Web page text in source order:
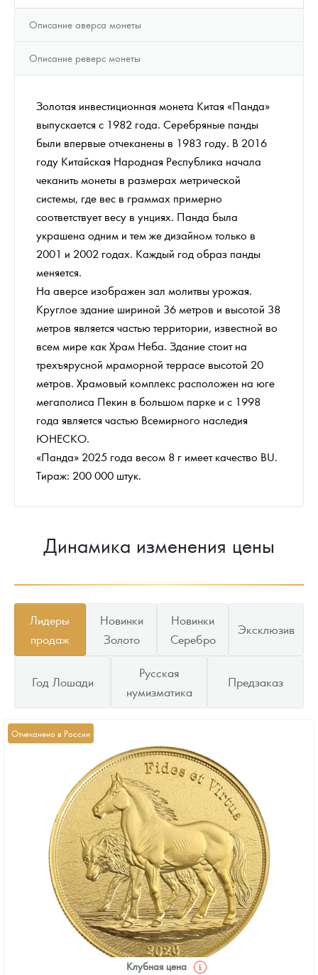
Описание аверса монеты
Описание реверс монеты
Золотая инвестиционная монета Китая «Панда»
выпускается с 1982 года. Серебряные панды
были впервые отчеканены в 1983 году. В 2016
году Китайская Народная Республика начала
чеканить монеты в размерах метрической
системы, где вес в граммах примерно
соответствует весу в унциях. Панда была
украшена одним и тем же дизайном только в
2001 и 2002 годах. Каждый год образ панды
меняется.
На аверсе изображен зал молитвы урожая.
Круглое здание шириной 36 метров и высотой 38
метров является частью территории, известной во
всем мире как Храм Неба. Здание стоит на
трехъярусной мраморной террасе высотой 20
метров. Храмовый комплекс расположен на юге
мегаполиса Пекин в большом парке и с 1998
года является частью Всемирного наследия
ЮНЕСКО.
«Панда» 2025 года весом 8 г имеет качество BU.
Тираж: 200 000 штук.
Динамика изменения цены
Лидеры
продаж
Новинки
Золото
Новинки
Серебро
Эксклюзив
Год Лошади
Русская
нумизматика
Предзаказ
Отчеканено в России
Клубная цена